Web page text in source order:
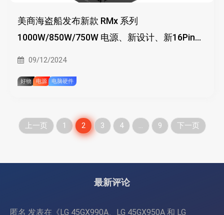
美商海盗船发布新款 RMx 系列
1000W/850W/750W 电源、新设计、新16Pin供
09/12/2024
好物 电源 电脑硬件
文
分
上一页 1 2 3 4 … 9 下一页
最新评论
匿名 发表在《LG 45GX990A、LG 45GX950A 和 LG